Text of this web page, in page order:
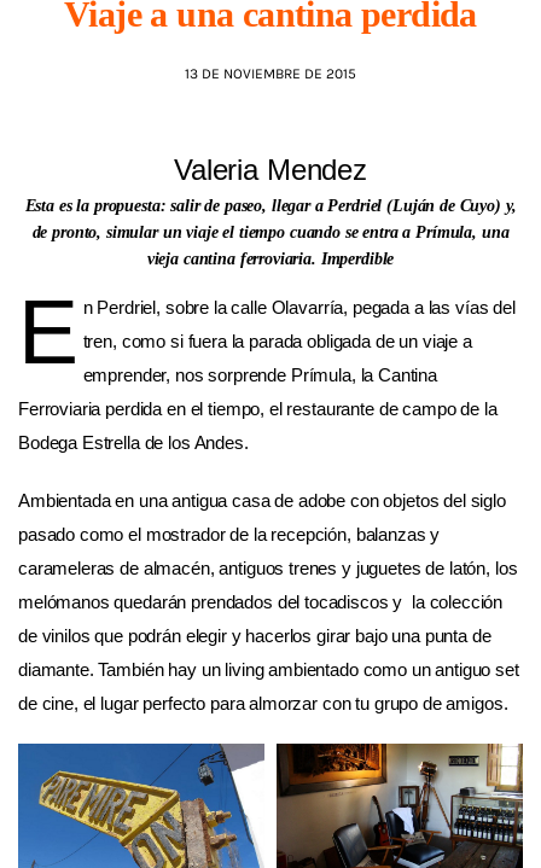
Viaje a una cantina perdida
13 DE NOVIEMBRE DE 2015
Valeria Mendez
Esta es la propuesta: salir de paseo, llegar a Perdriel (Luján de Cuyo) y,
de pronto, simular un viaje el tiempo cuando se entra a Prímula, una
vieja cantina ferroviaria. Imperdible
E n Perdriel, sobre la calle Olavarría, pegada a las vías del
tren, como si fuera la parada obligada de un viaje a
emprender, nos sorprende Prímula, la Cantina
Ferroviaria perdida en el tiempo, el restaurante de campo de la
Bodega Estrella de los Andes.
Ambientada en una antigua casa de adobe con objetos del siglo
pasado como el mostrador de la recepción, balanzas y
carameleras de almacén, antiguos trenes y juguetes de latón, los
melómanos quedarán prendados del tocadiscos y la colección
de vinilos que podrán elegir y hacerlos girar bajo una punta de
diamante. También hay un living ambientado como un antiguo set
de cine, el lugar perfecto para almorzar con tu grupo de amigos.